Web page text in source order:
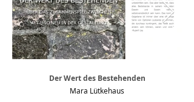
Der Wert des Bestehenden
Mara Lütkehaus